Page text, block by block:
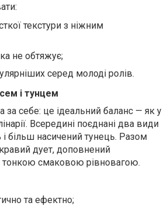
текстури з ніжним
не обтяжує;
серед молоді ролів.
і тунцем
за себе: це ідеальний баланс — як у
Всередині поєднані два види
більш насичений тунець. Разом
дует, доповнений
смаковою рівновагою.
та ефектно;